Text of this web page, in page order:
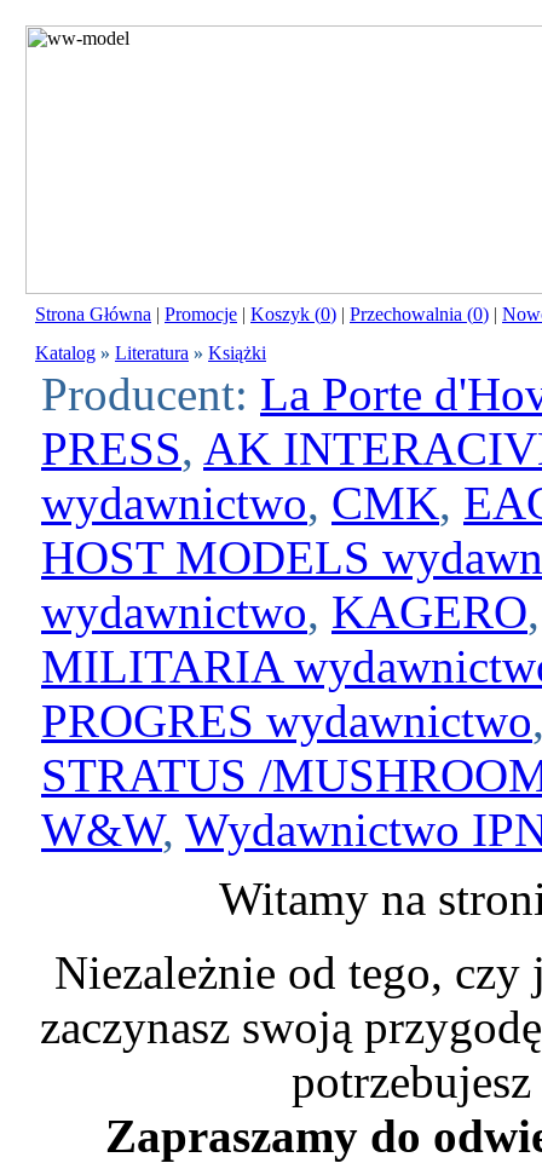
Strona Główna | Promocje | Koszyk (0) | Przechowalnia (0) |
Katalog » Literatura » Książki
Producent: La Porte
PRESS, AK
wydawnictwo, CMK,
HOST MODELS
wydawnictwo, KAGERO
MILITARIA
PROGRES wydawnictwo
STRATUS /
W&W, Wydawnictwo
Witamy na
Niezależnie od tego, czy
zaczynasz swoją
Zapraszamy do